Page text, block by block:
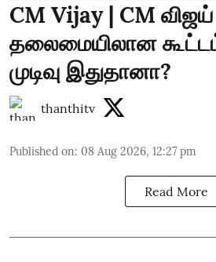
CM Vijay | CM விஜய்
தலைமையிலான
முடிவு இதுதானா?
thanthitv
Published on: 08 Aug 2026, 12:27 pm
Read More